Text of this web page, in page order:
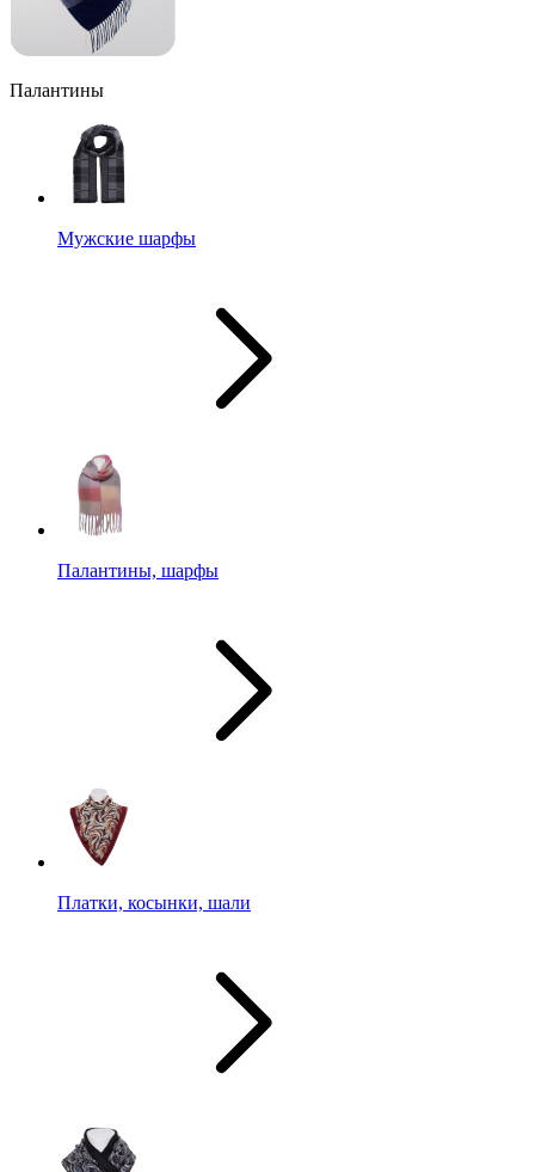
Палантины
Мужские шарфы
Палантины, шарфы
Платки, косынки, шали